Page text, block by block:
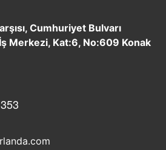
Cumhuriyet Bulvarı
Merkezi, Kat:6, No:609 Konak